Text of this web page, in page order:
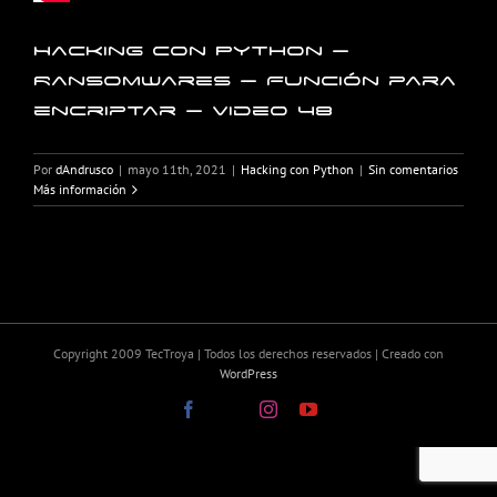
Hacking con Python –
Ransomwares – Función para
encriptar – Video 48
Por dAndrusco | mayo 11th, 2021 | Hacking con Python | Sin comentarios
Más información
Copyright 2009 TecTroya | Todos los derechos reservados | Creado con
WordPress
Facebook InstagramYouTube